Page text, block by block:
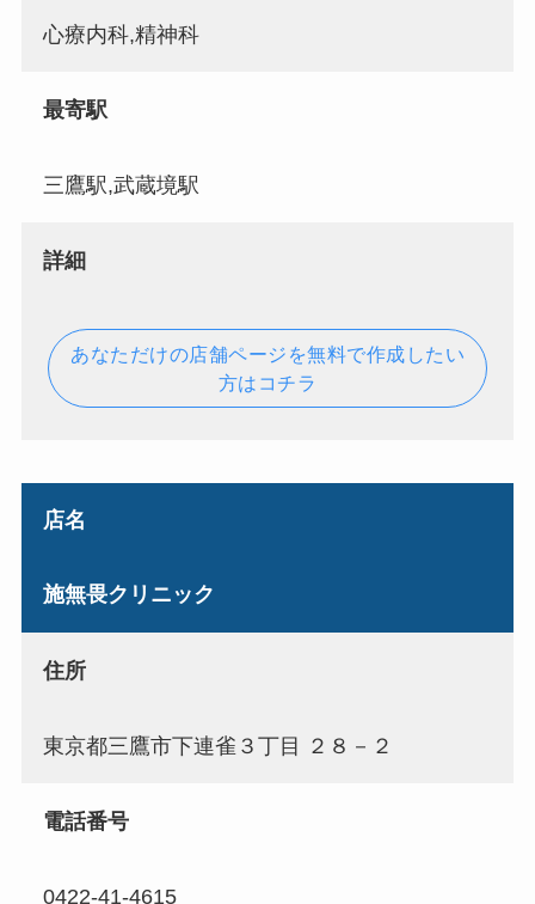
心療内科,精神科
最寄駅
三鷹駅,武蔵境駅
詳細
あなただけの店舗ページを無料で作成したい
方はコチラ
店名
施無畏クリニック
住所
東京都三鷹市下連雀３丁目 ２８－２
電話番号
0422-41-4615